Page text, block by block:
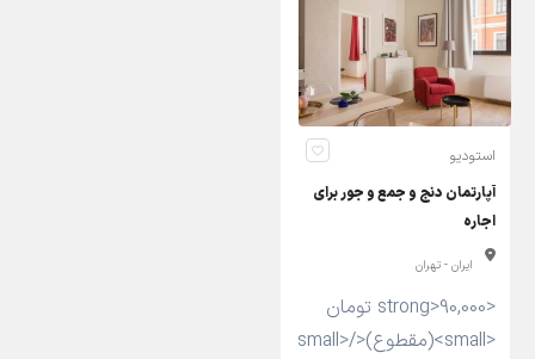
استودیو
آپارتمان دنج و جمع و جور برای
اجاره
ایران - تهران
<strong>90,000 تومان
<small>(مقطوع)</small>